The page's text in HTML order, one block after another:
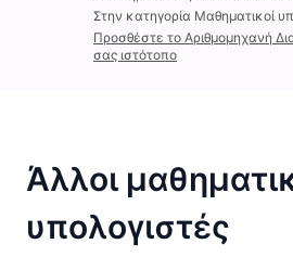
Στην κατηγορία Μαθηματικοί
Προσθέστε το Αριθμομηχανή
σας ιστότοπο
Άλλοι
υπολογιστές